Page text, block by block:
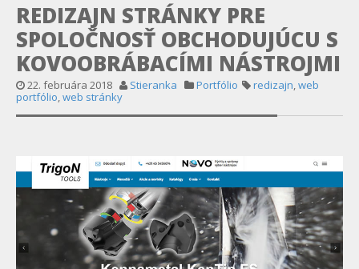
REDIZAJN STRÁNKY PRE
SPOLOČNOSŤ OBCHODUJÚCU S
KOVOOBRÁBACÍMI NÁSTROJMI
22. februára 2018 Stieranka Portfólio redizajn,web
portfólio,web stránky